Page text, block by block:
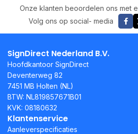
Onze klanten beoordelen ons met
Volg ons op social- media
SignDirect Nederland B.V.
Hoofdkantoor SignDirect
Deventerweg 82
7451 MB Holten (NL)
BTW: NL819857671B01
KVK: 08180632
Klantenservice
Aanleverspecificaties